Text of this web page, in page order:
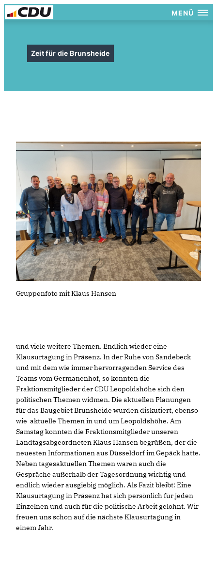
MENÜ
Zeit für die Brunsheide
Gruppenfoto mit Klaus Hansen
und viele weitere Themen. Endlich wieder eine
Klausurtagung in Präsenz. In der Ruhe von Sandebeck
und mit dem wie immer hervorragenden Service des
Teams vom Germanenhof, so konnten die
Fraktionsmitglieder der CDU Leopoldshöhe sich den
politischen Themen widmen. Die aktuellen Planungen
für das Baugebiet Brunsheide wurden diskutiert, ebenso
wie aktuelle Themen in und um Leopoldshöhe. Am
Samstag konnten die Fraktionsmitglieder unseren
Landtagsabgeordneten Klaus Hansen begrüßen, der die
neuesten Informationen aus Düsseldorf im Gepäck hatte.
Neben tagesaktuellen Themen waren auch die
Gespräche außerhalb der Tagesordnung wichtig und
endlich wieder ausgiebig möglich. Als Fazit bleibt: Eine
Klausurtagung in Präsenz hat sich persönlich für jeden
Einzelnen und auch für die politische Arbeit gelohnt. Wir
freuen uns schon auf die nächste Klausurtagung in
einem Jahr.